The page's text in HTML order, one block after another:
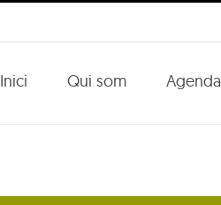
Inici Qui som Agenda